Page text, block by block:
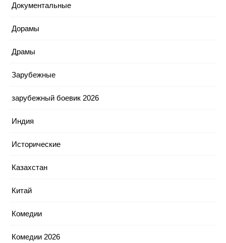
Документальные
Дорамы
Драмы
Зарубежные
зарубежный боевик 2026
Индия
Исторические
Казахстан
Китай
Комедии
Комедии 2026